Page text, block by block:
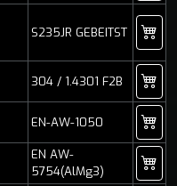
S235JR GEBEITST
304 / 1.4301 F2B
EN-AW-1050
EN AW-
5754(AlMg3)